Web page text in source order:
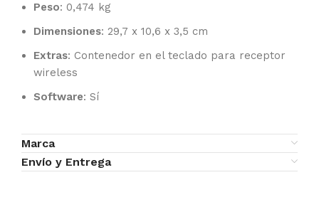
Peso: 0,474 kg
Dimensiones: 29,7 x 10,6 x 3,5 cm
Extras: Contenedor en el teclado para receptor
wireless
Software: Sí
Marca
Envío y Entrega